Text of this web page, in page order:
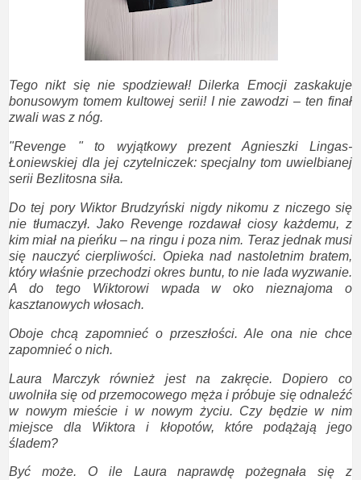
Tego nikt się nie spodziewał! Dilerka Emocji zaskakuje
bonusowym tomem kultowej serii! I nie zawodzi – ten finał
zwali was z nóg.
"Revenge " to wyjątkowy prezent Agnieszki Lingas-
Łoniewskiej dla jej czytelniczek: specjalny tom uwielbianej
serii Bezlitosna siła.
Do tej pory Wiktor Brudzyński nigdy nikomu z niczego się
nie tłumaczył. Jako Revenge rozdawał ciosy każdemu, z
kim miał na pieńku – na ringu i poza nim. Teraz jednak musi
się nauczyć cierpliwości. Opieka nad nastoletnim bratem,
który właśnie przechodzi okres buntu, to nie lada wyzwanie.
A do tego Wiktorowi wpada w oko nieznajoma o
kasztanowych włosach.
Oboje chcą zapomnieć o przeszłości. Ale ona nie chce
zapomnieć o nich.
Laura Marczyk również jest na zakręcie. Dopiero co
uwolniła się od przemocowego męża i próbuje się odnaleźć
w nowym mieście i w nowym życiu. Czy będzie w nim
miejsce dla Wiktora i kłopotów, które podążają jego
śladem?
Być może. O ile Laura naprawdę pożegnała się z